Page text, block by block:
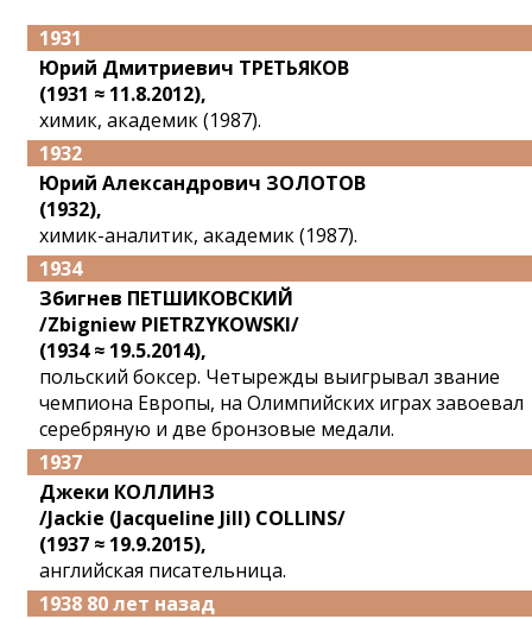
1931
Юрий Дмитриевич ТРЕТЬЯКОВ
(1931 ≈ 11.8.2012),
химик, академик (1987).
1932
Юрий Александрович ЗОЛОТОВ
(1932),
химик-аналитик, академик (1987).
1934
Збигнев ПЕТШИКОВСКИЙ
/Zbigniew PIETRZYKOWSKI/
(1934 ≈ 19.5.2014),
польский боксер. Четырежды выигрывал звание
чемпиона Европы, на Олимпийских играх завоевал
серебряную и две бронзовые медали.
1937
Джеки КОЛЛИНЗ
/Jackie (Jacqueline Jill) COLLINS/
(1937 ≈ 19.9.2015),
английская писательница.
1938 80 лет назад